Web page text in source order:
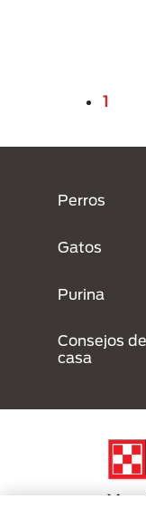
1
Perros
Gatos
Purina
Consejos
casa